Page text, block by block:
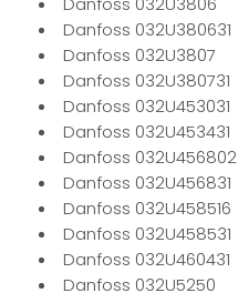
Danfoss 032U380631
Danfoss 032U3807
Danfoss 032U380731
Danfoss 032U453031
Danfoss 032U453431
Danfoss 032U456802
Danfoss 032U456831
Danfoss 032U458516
Danfoss 032U458531
Danfoss 032U460431
Danfoss 032U5250